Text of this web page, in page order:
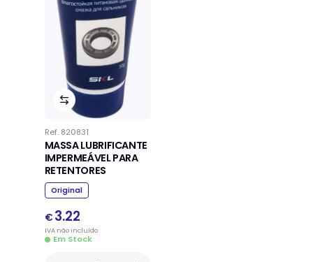
Ref. 820831
MASSA LUBRIFICANTE
IMPERMEÁVEL PARA
RETENTORES
Original
€ 3.22
IVAnãoincluído
Em Stock